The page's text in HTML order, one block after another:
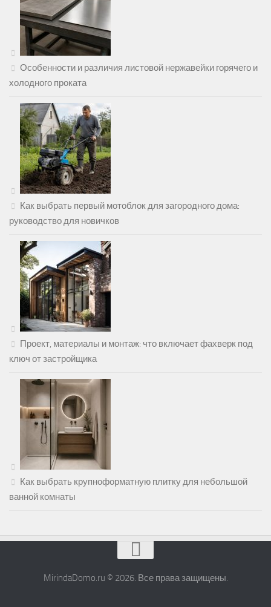
Особенности и различия листовой нержавейки горячего и
холодного проката
Как выбрать первый мотоблок для загородного дома:
руководство для новичков
Проект, материалы и монтаж: что включает фахверк под
ключ от застройщика
Как выбрать крупноформатную плитку для небольшой
ванной комнаты
MirindaDomo.ru © 2026. Все права защищены.